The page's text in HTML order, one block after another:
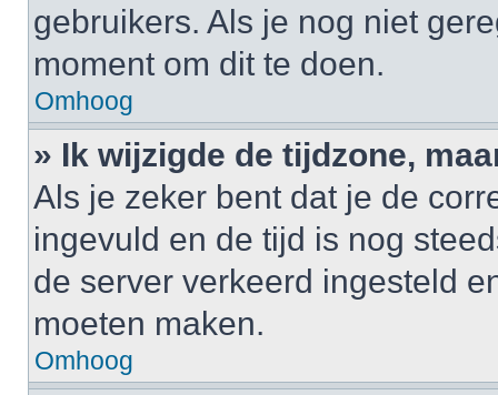
gebruikers. Als je nog niet
moment om dit te doen.
Omhoog
» Ik wijzigde de tijdzone,
Als je zeker bent dat je de
ingevuld en de tijd is nog
de server verkeerd ingesteld
moeten maken.
Omhoog